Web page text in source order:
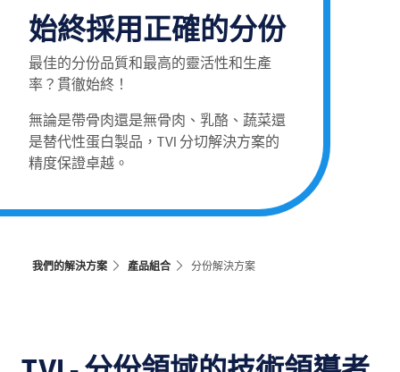
始終採用正確的分份
最佳的分份品質和最高的靈活性和生產
率？貫徹始終！
無論是帶骨肉還是無骨肉、乳酪、蔬菜還
是替代性蛋白製品，TVI 分切解決方案的
精度保證卓越。
我們的解決方案 產品組合 分份解決方案